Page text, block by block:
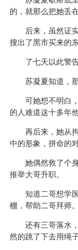
的，就那么把她丢
后来，虽然证
搜出了黑市买来的
了七天以此警告
苏凝夏知道，
可她想不明白
的人难道这十多年
再后来，她从
中的形象，拼命的
她偶然救了个
推举大哥升职。
知道二哥想学
棚，帮助二哥拜师。
还有三哥落水
然的跳了下去用绳